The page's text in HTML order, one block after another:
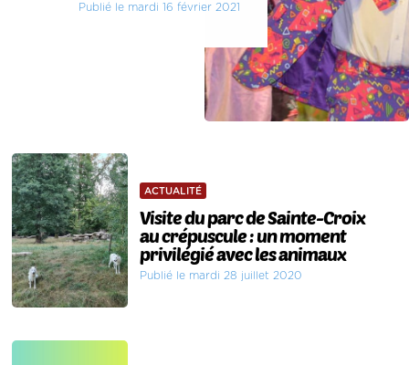
Publié le mardi 16 février 2021
ACTUALITÉ
Visite du parc de Sainte-Croix
au crépuscule : un moment
privilégié avec les animaux
Publié le mardi 28 juillet 2020